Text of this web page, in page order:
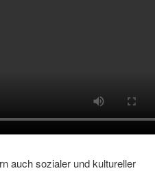
auch sozialer und kultureller